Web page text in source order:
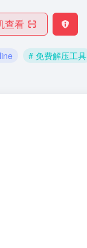
查看
# 免费解压工具